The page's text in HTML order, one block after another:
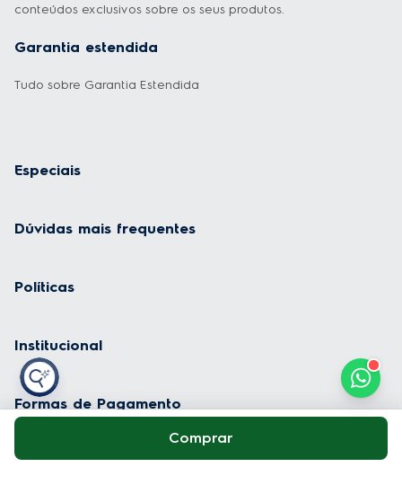
Comprar
conteúdos exclusivos sobre os seus produtos.
Garantia estendida
Tudo sobre Garantia Estendida
Especiais
Dúvidas mais frequentes
Políticas
Institucional
Formas de Pagamento